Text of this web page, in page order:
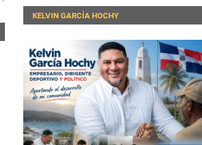
KELVIN GARCÍA HOCHY